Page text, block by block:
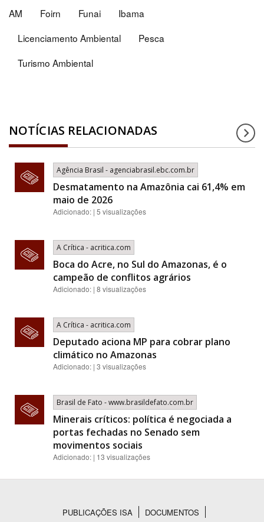
AM Foirn Funai
Ibama
Licenciamento Ambiental
Pesca
Turismo Ambiental
NOTÍCIAS RELACIONADAS
Agência Brasil - agenciabrasil.ebc.com.br
Desmatamento na Amazônia cai 61,4% em
maio de 2026
Adicionado: | 5 visualizações
A Crítica - acritica.com
Boca do Acre, no Sul do Amazonas, é o
campeão de conflitos agrários
Adicionado: | 8 visualizações
A Crítica - acritica.com
Deputado aciona MP para cobrar plano
climático no Amazonas
Adicionado: | 3 visualizações
Brasil de Fato - www.brasildefato.com.br
Minerais críticos: política é negociada a
portas fechadas no Senado sem
movimentos sociais
Adicionado: | 13 visualizações
PUBLICAÇÕES ISA DOCUMENTOS